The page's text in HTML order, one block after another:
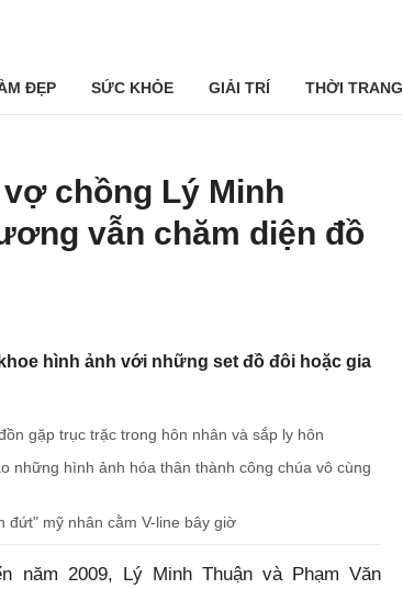
ĐẸP SỨC KHỎE GIẢI TRÍ THỜI TRANG
chồng Lý Minh
vẫn chăm diện đồ
hình ảnh với những set đồ đôi hoặc gia
gặp trục trặc trong hôn nhân và sắp ly hôn
những hình ảnh hóa thân thành công chúa vô cùng
đứt" mỹ nhân cằm V-line bây giờ
năm 2009, Lý Minh Thuận và Phạm Văn